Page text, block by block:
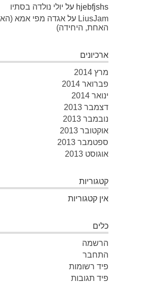
hjebfjshs על יולי נולדה בסתיו
LiusJam על אגדה מפי אמא
האחת, היחידה)
ארכיונים
מרץ 2014
פברואר 2014
ינואר 2014
דצמבר 2013
נובמבר 2013
אוקטובר 2013
ספטמבר 2013
אוגוסט 2013
קטגוריות
אין קטגוריות
כלים
הרשמה
התחבר
פיד רשומות
פיד תגובות